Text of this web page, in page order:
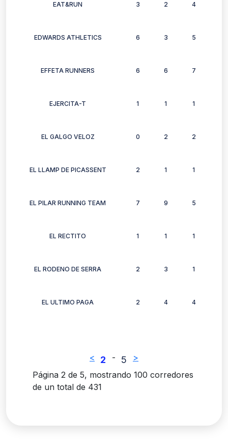
EAT&RUN 3 2 4
EDWARDS ATHLETICS 6 3 5
EFFETA RUNNERS 6 6 7
EJERCITA-T 1 1 1
EL GALGO VELOZ 0 2 2
EL LLAMP DE PICASSENT 2 1 1
EL PILAR RUNNING TEAM 7 9 5
EL RECTITO 1 1 1
EL RODENO DE SERRA 2 3 1
EL ULTIMO PAGA 2 4 4
< 2 - 5
>
Página 2 de 5, mostrando 100 corredores
de un total de 431